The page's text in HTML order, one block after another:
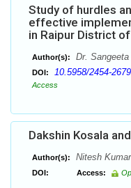
Study of hurdles
effective
in Raipur District
Author(s): Dr.
DOI: 10.5958/2454-
Access
Dakshin Kosala
Author(s): Nitesh
DOI: Access: